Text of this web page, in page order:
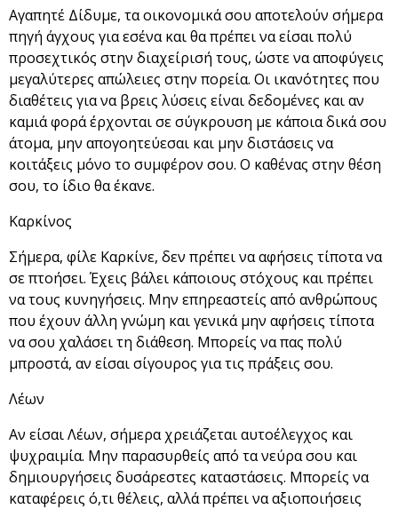
Αγαπητέ Δίδυμε, τα οικονομικά σου αποτελούν σήμερα
πηγή άγχους για εσένα και θα πρέπει να είσαι πολύ
προσεχτικός στην διαχείρισή τους, ώστε να αποφύγεις
μεγαλύτερες απώλειες στην πορεία. Οι ικανότητες που
διαθέτεις για να βρεις λύσεις είναι δεδομένες και αν
καμιά φορά έρχονται σε σύγκρουση με κάποια δικά σου
άτομα, μην απογοητεύεσαι και μην διστάσεις να
κοιτάξεις μόνο το συμφέρον σου. Ο καθένας στην θέση
σου, το ίδιο θα έκανε.
Καρκίνος
Σήμερα, φίλε Καρκίνε, δεν πρέπει να αφήσεις τίποτα να
σε πτοήσει. Έχεις βάλει κάποιους στόχους και πρέπει
να τους κυνηγήσεις. Μην επηρεαστείς από ανθρώπους
που έχουν άλλη γνώμη και γενικά μην αφήσεις τίποτα
να σου χαλάσει τη διάθεση. Μπορείς να πας πολύ
μπροστά, αν είσαι σίγουρος για τις πράξεις σου.
Λέων
Αν είσαι Λέων, σήμερα χρειάζεται αυτοέλεγχος και
ψυχραιμία. Μην παρασυρθείς από τα νεύρα σου και
δημιουργήσεις δυσάρεστες καταστάσεις. Μπορείς να
καταφέρεις ό,τι θέλεις, αλλά πρέπει να αξιοποιήσεις